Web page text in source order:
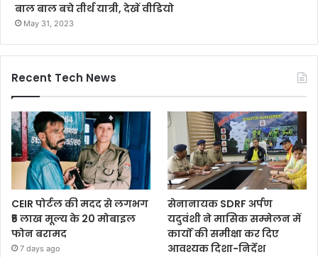
बाल बाल बचे तीर्थ यात्री, देखें वीडियो
May 31, 2023
Recent Tech News
CEIR पोर्टल की मदद से लगभग
₹5 लाख मूल्य के 20 मोबाइल
फोन बरामद
7 days ago
सेनानायक SDRF अर्पण
यदुवंशी ने मासिक सम्मेलन में
कार्यों की समीक्षा कर दिए
आवश्यक दिशा-निर्देश